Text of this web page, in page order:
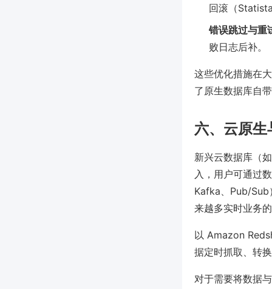
回滚（
错误跳过与重
败日志后补。
这些优化措施在
了原生数据库自
六、云原
新兴云数据库（
入，用户可通过
Kafka、Pub/Sub
来越多实时业务
以 Amazon
据定时抓取、转
对于需要将数据